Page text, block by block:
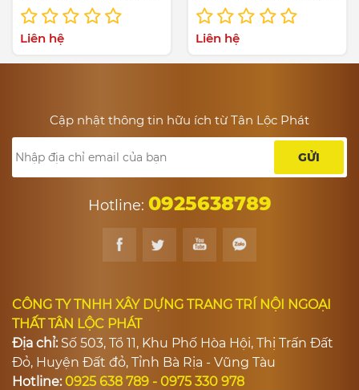
Trời TP Solar TPZ-05
Hình Ngôi Nhà Mái Chóp
Liên hệ
Trời TP Solar TPZ-04
Hình Ngôi Nhà Mái Chóp
Liên hệ
Cập nhật thông tin hữu ích từ Tân Lộc Phát
GỬI
Hotline: 0925638789
CÔNG TY TNHH XÂY DỰNG TRANG TRÍ NỘI NGOẠI
THẤT TÂN LỘC PHÁT
Địa chỉ:Số 503, Tổ 11, Khu Phố Hòa Hội, Thị Trấn Đất
Đỏ, Huyện Đất đỏ, Tỉnh Bà Rịa - Vũng Tàu
Hotline: 0925 638 789 - 0975 330 978